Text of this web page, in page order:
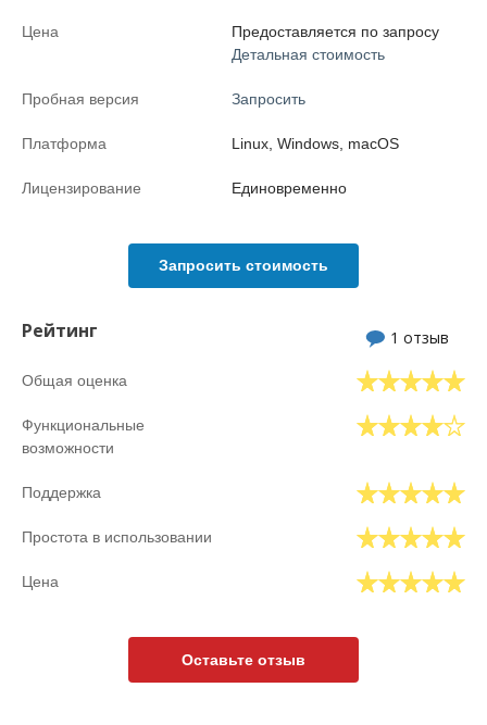
Цена
Предоставляется по запросу
Детальная стоимость
Пробная версия Запросить
Платформа Linux, Windows, macOS
Лицензирование Единовременно
Запросить стоимость
Рейтинг 1 отзыв
Общая оценка
Функциональные
возможности
Поддержка
Простота в использовании
Цена
Оставьте отзыв